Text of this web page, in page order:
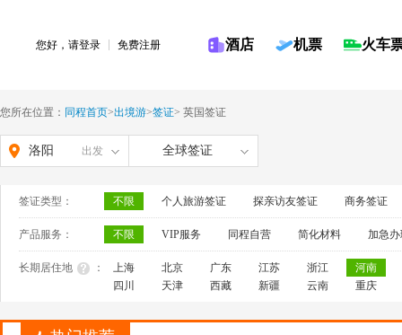
您好，请登录 免费注册 酒店 机票 火车
您所在位置： 同程首页>出境游>签证> 英国签证
洛阳 出发 全球签证
签证类型： 不限 个人旅游签证 探亲访友签证 商务签证
产品服务： 不限 VIP服务 同程自营 简化材料 加急
长期居住地 ： 上海 北京 广东 江苏 浙江
河南
四川
天津 西藏 新疆 云南 重庆